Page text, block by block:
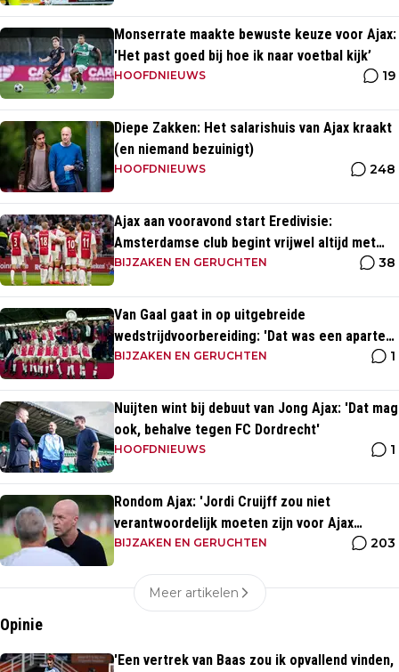
Monserrate maakte bewuste keuze voor Ajax:
'Het past goed bij hoe ik naar voetbal kijk’
HOOFDNIEUWS 19
Diepe Zakken: Het salarishuis van Ajax kraakt
(en niemand bezuinigt)
HOOFDNIEUWS 248
Ajax aan vooravond start Eredivisie:
Amsterdamse club begint vrijwel altijd met
zege
BIJZAKEN EN GERUCHTEN 38
Van Gaal gaat in op uitgebreide
wedstrijdvoorbereiding: 'Dat was een aparte
discipline, een ritme'
BIJZAKEN EN GERUCHTEN 1
Nuijten wint bij debuut van Jong Ajax: 'Dat mag
ook, behalve tegen FC Dordrecht'
HOOFDNIEUWS 1
Rondom Ajax: 'Jordi Cruijff zou niet
verantwoordelijk moeten zijn voor Ajax
Vrouwen'
BIJZAKEN EN GERUCHTEN 203
Meer artikelen
Opinie
'Een vertrek van Baas zou ik opvallend vinden,